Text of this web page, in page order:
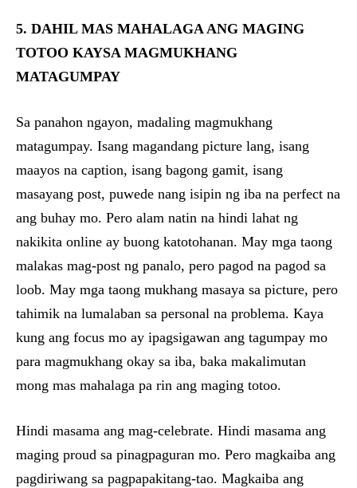
5. DAHIL MAS MAHALAGA ANG MAGING
TOTOO KAYSA MAGMUKHANG
MATAGUMPAY
Sa panahon ngayon, madaling magmukhang
matagumpay. Isang magandang picture lang, isang
maayos na caption, isang bagong gamit, isang
masayang post, puwede nang isipin ng iba na perfect na
ang buhay mo. Pero alam natin na hindi lahat ng
nakikita online ay buong katotohanan. May mga taong
malakas mag-post ng panalo, pero pagod na pagod sa
loob. May mga taong mukhang masaya sa picture, pero
tahimik na lumalaban sa personal na problema. Kaya
kung ang focus mo ay ipagsigawan ang tagumpay mo
para magmukhang okay sa iba, baka makalimutan
mong mas mahalaga pa rin ang maging totoo.
Hindi masama ang mag-celebrate. Hindi masama ang
maging proud sa pinagpaguran mo. Pero magkaiba ang
pagdiriwang sa pagpapakitang-tao. Magkaiba ang